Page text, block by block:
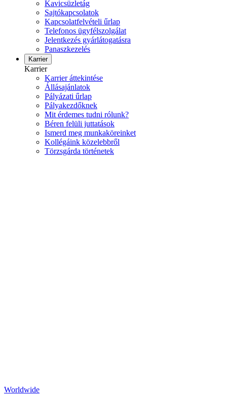
Kavicsüzletág
Sajtókapcsolatok
Kapcsolatfelvételi űrlap
Telefonos ügyfélszolgálat
Jelentkezés gyárlátogatásra
Panaszkezelés
Karrier
Karrier
Karrier áttekintése
Állásajánlatok
Pályázati űrlap
Pályakezdőknek
Mit érdemes tudni rólunk?
Béren felüli juttatások
Ismerd meg munkaköreinket
Kollégáink közelebbről
Törzsgárda történetek
Worldwide